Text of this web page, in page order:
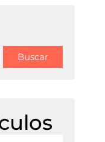
Buscar